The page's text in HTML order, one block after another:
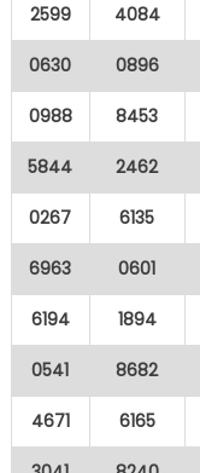
2599 4084
0630 0896
0988 8453
5844 2462
0267 6135
6963 0601
6194 1894
0541 8682
4671 6165